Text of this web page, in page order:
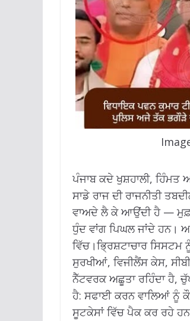
ਪੰਜਾਬ ਕਦੇ ਖੁਸ਼ਹਾਲੀ, ਹਿੰਮਤ
ਸਾਡੇ ਰਾਜ ਦੀ ਰਾਜਨੀਤੀ
ਵਾਅਦੇ ਲੈ ਕੇ ਆਉਂਦੀ ਹੈ —
ਧੁੰਦ ਵਾਂਗ ਪਿਘਲ ਜਾਂਦੇ ਹਨ।
ਵਿੱਚ।ਭ੍ਰਿਸ਼ਟਾਚਾਰ
ਸੁਰਖੀਆਂ, ਵਿਜੀਲੈਂਸ ਕੇਸ,
ਨੈੱਟਵਰਕ ਅਛੂਤਾ ਰਹਿੰਦਾ ਹੈ,
ਹੈ: ਸਫਾਈ ਕਰਨ ਵਾਲਿਆਂ ਨੂੰ
ਸੂਟਕੇਸਾਂ ਵਿੱਚ ਪੈਕ ਕਰ ਰਹੇ